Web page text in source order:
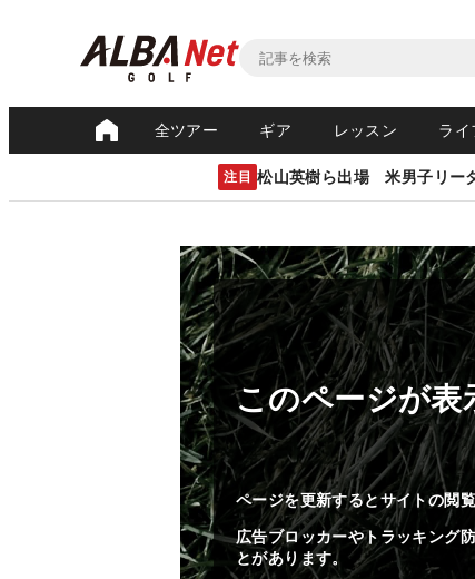
全ツアー ギア レッスン ライ
注目 松山英樹ら出場 米男子リー
このページが表
ページを更新するとサイトの閲
広告ブロッカーやトラッキング
とがあります。